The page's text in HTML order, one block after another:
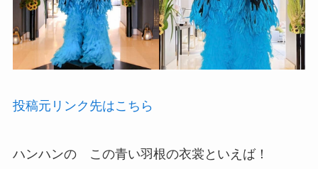
投稿元リンク先はこちら
ハンハンの この青い羽根の衣裳といえば！